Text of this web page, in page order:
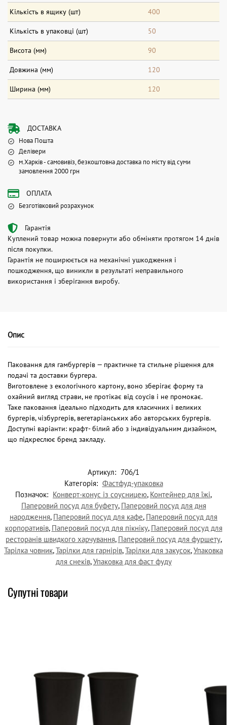
Кількість в ящику (шт) 400
Кількість в упаковці (шт) 50
Висота (мм) 90
Довжина (мм) 120
Ширина (мм) 120
ДОСТАВКА
Нова Пошта
Делівери
м.Харків - самовивіз, безкоштовна доставка по місту від суми
замовлення 2000 грн
ОПЛАТА
Безготівковий розрахунок
Гарантія
Куплений товар можна повернути або обміняти протягом 14 днів
після покупки.
Гарантія не поширюється на механічні ушкодження і
пошкодження, що виникли в результаті неправильного
використання і зберігання виробу.
Опис
Паковання для гамбургерів — практичне та стильне рішення для
подачі та доставки бургера.
Виготовлене з екологічного картону, воно зберігає форму та
охайний вигляд страви, не протікає від соусів і не промокає.
Таке паковання ідеально підходить для класичних і великих
бургерів, чізбургерів, вегетаріанських або авторських бургерів.
Доступні варіанти: крафт- білий або з індивідуальним дизайном,
що підкреслює бренд закладу.
Артикул: 706/1
Категорія: Фастфуд-упаковка
Позначок: Конверт-конус із соусницею, Контейнер для їжі,
Паперовий посуд для буфету, Паперовий посуд для дня
народження, Паперовий посуд для кафе, Паперовий посуд для
корпоративів, Паперовий посуд для пікніку, Паперовий посуд для
ресторанів швидкого харчування, Паперовий посуд для фуршету,
Тарілка човник,Тарілки для гарнірів,Тарілки для закусок,Упаковка
для снеків,Упаковка для фаст фуду
Супутні товари